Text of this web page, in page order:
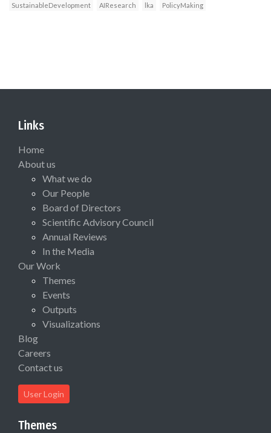
SustainableDevelopment
AIResearch lka PolicyMaking
Links
Home
About us
What we do
Our People
Board of Directors
Scientific Advisory Council
Annual Reviews
In the Media
Our Work
Themes
Events
Outputs
Visualizations
Blog
Careers
Contact us
User Login
Themes